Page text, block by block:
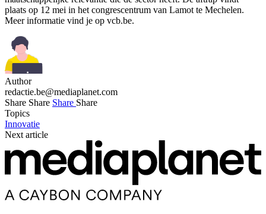
plaats op 12 mei in het congrescentrum van Lamot te Mechelen.
Meer informatie vind je op vcb.be.
Author
redactie.be@mediaplanet.com
Share Share Share Share
Topics
Innovatie
Next article